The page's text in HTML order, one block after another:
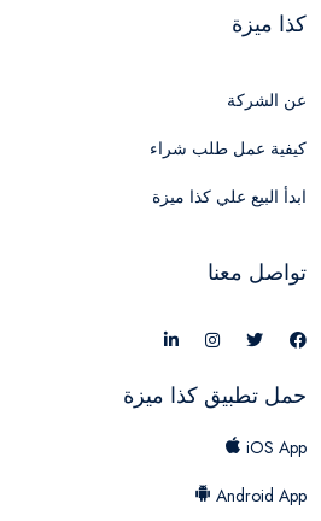
كذا ميزة
عن الشركة
كيفية عمل طلب شراء
ابدأ البيع علي كذا ميزة
تواصل معنا
حمل تطبيق كذا ميزة
iOS App
Android App